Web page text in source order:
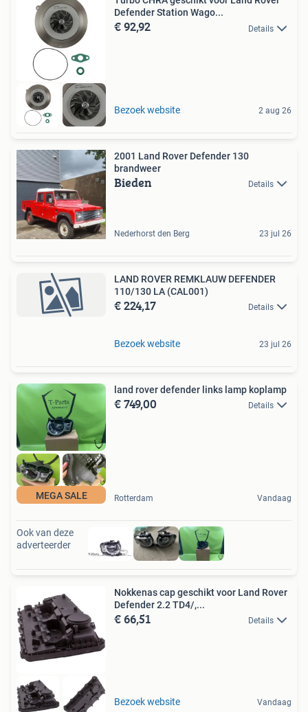
Defender Station Wago...
€ 92,92 Details
Bezoek website 2 aug 26
2001 Land Rover Defender 130
brandweer
Bieden Details
Nederhorst den Berg 23 jul 26
LAND ROVER REMKLAUW DEFENDER
110/130 LA (CAL001)
€ 224,17 Details
Bezoek website 23 jul 26
MEGA SALE
land rover defender links lamp koplamp
€ 749,00 Details
Rotterdam Vandaag
Ook van deze
adverteerder
Nokkenas cap geschikt voor Land Rover
Defender 2.2 TD4/,...
€ 66,51 Details
Bezoek website Vandaag